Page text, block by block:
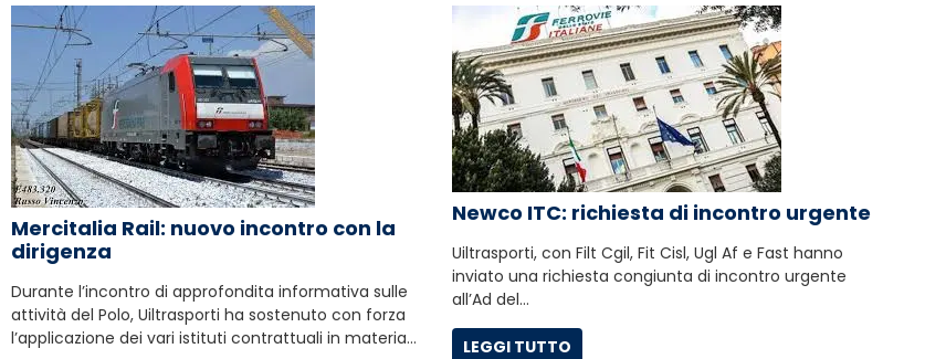
Mercitalia Rail: nuovo incontro con la
dirigenza
Durante l’incontro di approfondita informativa sulle
attività del Polo, Uiltrasporti ha sostenuto con forza
l’applicazione dei vari istituti contrattuali in materia…
Newco ITC: richiesta di incontro urgente
Uiltrasporti, con Filt Cgil, Fit Cisl, Ugl Af e Fast hanno
inviato una richiesta congiunta di incontro urgente
all’Ad del…
LEGGI TUTTO